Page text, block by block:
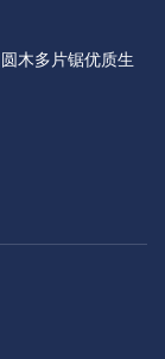
木多片锯优质生